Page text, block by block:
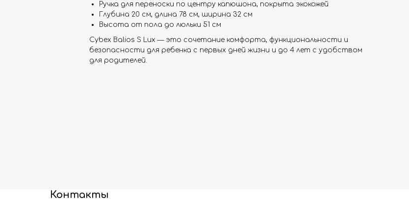
Ручка для переноски по центру капюшона, покрыта экокожей
Глубина 20 см, длина 78 см, ширина 32 см
Высота от пола до люльки 51 см
Cybex Balios S Lux — это сочетание комфорта, функциональности и
безопасности для ребенка с первых дней жизни и до 4 лет с удобством
для родителей.
Контакты